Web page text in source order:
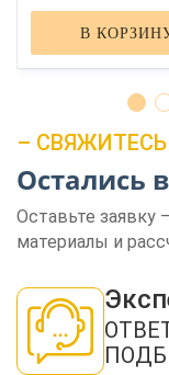
В
–
Остались
Оставьте
материалы и